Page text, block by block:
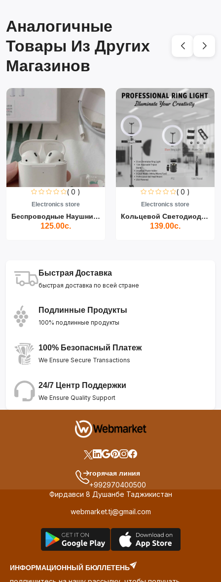
Аналогичные
Товары Из Других
Магазинов
( 0 )
Electronics store
Беспроводные Наушники Air...
125.00с.
( 0 )
Electronics store
Кольцевой Светодиодный Св...
139.00с.
Быстрая Доставка
быстрая доставка по всей стране
Подлинные Продукты
100% подлинные продукты
100% Безопасный Платеж
We Ensure Secure Transactions
24/7 Центр Поддержки
We Ensure Quality Support
горячая линия
+992970400500
Фирдавси 8 Душанбе Таджикистан
webmarket.tj@gmail.com
ИНФОРМАЦИОННЫЙ БЮЛЛЕТЕНЬ